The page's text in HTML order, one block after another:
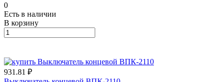
0
Есть в наличии
В корзину
931.81 ₽